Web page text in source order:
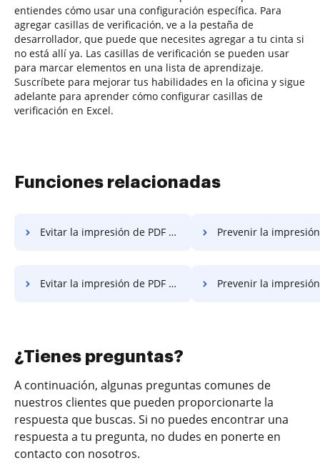
entiendes cómo usar una configuración específica. Para
agregar casillas de verificación, ve a la pestaña de
desarrollador, que puede que necesites agregar a tu cinta si
no está allí ya. Las casillas de verificación se pueden usar
para marcar elementos en una lista de aprendizaje.
Suscríbete para mejorar tus habilidades en la oficina y sigue
adelante para aprender cómo configurar casillas de
verificación en Excel.
Funciones relacionadas
Evitar la impresión de PDF y agregar números de página a PDF en Macbook Pro Prevenir la impresión de PDF y agregar números de página a PDF
Evitar la impresión de PDF y agregar números de página a PDF en PC Prevenir la impresión de PDF y agregar números de página
¿Tienes preguntas?
A continuación, algunas preguntas comunes de
nuestros clientes que pueden proporcionarte la
respuesta que buscas. Si no puedes encontrar una
respuesta a tu pregunta, no dudes en ponerte en
contacto con nosotros.